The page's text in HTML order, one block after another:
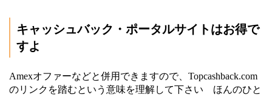
キャッシュバック・ポータルサイトはお得で
すよ
Amexオファーなどと併用できますので、Topcashback.com
のリンクを踏むという意味を理解して下さい ほんのひと